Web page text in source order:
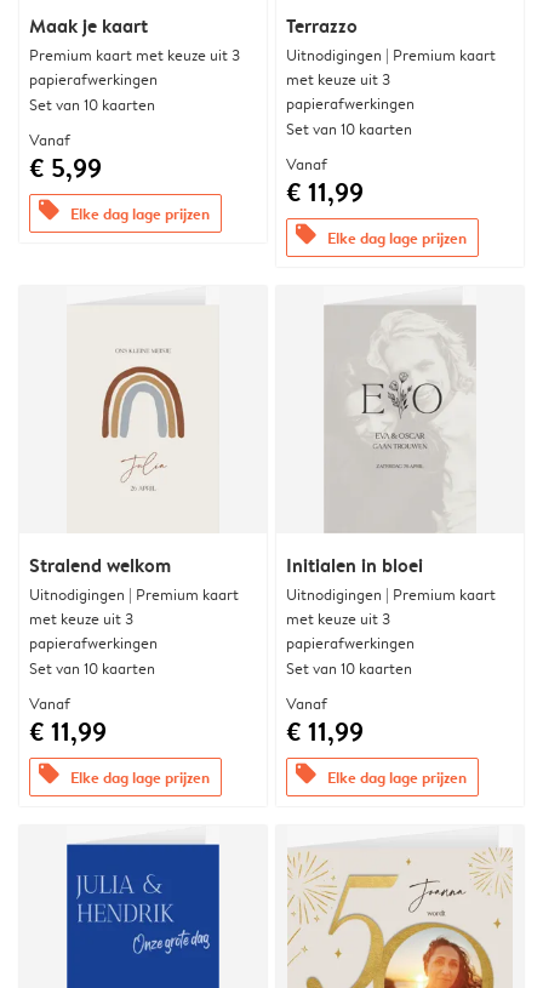
Maak je kaart
Premium kaart met keuze uit 3
papierafwerkingen
Set van 10 kaarten
Vanaf
€ 5,99
offers Elke dag lage prijzen
Terrazzo
Uitnodigingen | Premium kaart
met keuze uit 3
papierafwerkingen
Set van 10 kaarten
Vanaf
€ 11,99
offers Elke dag lage prijzen
Stralend welkom
Uitnodigingen | Premium kaart
met keuze uit 3
papierafwerkingen
Set van 10 kaarten
Vanaf
€ 11,99
offers Elke dag lage prijzen
Initialen in bloei
Uitnodigingen | Premium kaart
met keuze uit 3
papierafwerkingen
Set van 10 kaarten
Vanaf
€ 11,99
offers Elke dag lage prijzen